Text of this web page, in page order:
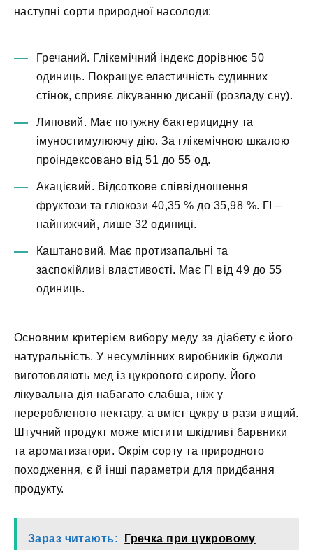
наступні сорти природної насолоди:
Гречаний. Глікемічний індекс дорівнює 50
одиниць. Покращує еластичність судинних
стінок, сприяє лікуванню дисанії (розладу сну).
Липовий. Має потужну бактерицидну та
імуностимулюючу дію. За глікемічною шкалою
проіндексовано від 51 до 55 од.
Акацієвий. Відсоткове співвідношення
фруктози та глюкози 40,35 % до 35,98 %. ГІ –
найнижчий, лише 32 одиниці.
Каштановий. Має протизапальні та
заспокійливі властивості. Має ГІ від 49 до 55
одиниць.
Основним критерієм вибору меду за діабету є його
натуральність. У несумлінних виробників бджоли
виготовляють мед із цукрового сиропу. Його
лікувальна дія набагато слабша, ніж у
переробленого нектару, а вміст цукру в рази вищий.
Штучний продукт може містити шкідливі барвники
та ароматизатори. Окрім сорту та природного
походження, є й інші параметри для придбання
продукту.
Зараз читають:
Гречка при цукровому